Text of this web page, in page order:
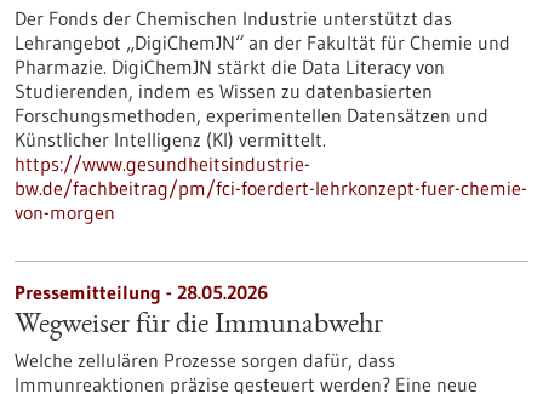
Der Fonds der Chemischen Industrie unterstützt das
Lehrangebot „DigiChemJN“ an der Fakultät für Chemie und
Pharmazie. DigiChemJN stärkt die Data Literacy von
Studierenden, indem es Wissen zu datenbasierten
Forschungsmethoden, experimentellen Datensätzen und
Künstlicher Intelligenz (KI) vermittelt.
https://www.gesundheitsindustrie-
bw.de/fachbeitrag/pm/fci-foerdert-lehrkonzept-fuer-chemie-
von-morgen
Pressemitteilung - 28.05.2026
Wegweiser für die Immunabwehr
Welche zellulären Prozesse sorgen dafür, dass
Immunreaktionen präzise gesteuert werden? Eine neue